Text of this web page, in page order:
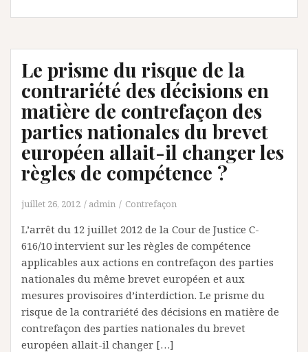
Le prisme du risque de la
contrariété des décisions en
matière de contrefaçon des
parties nationales du brevet
européen allait-il changer les
règles de compétence ?
juillet 26, 2012 admin Contrefaçon
L’arrêt du 12 juillet 2012 de la Cour de Justice C-
616/10 intervient sur les règles de compétence
applicables aux actions en contrefaçon des parties
nationales du même brevet européen et aux
mesures provisoires d’interdiction. Le prisme du
risque de la contrariété des décisions en matière de
contrefaçon des parties nationales du brevet
européen allait-il changer […]